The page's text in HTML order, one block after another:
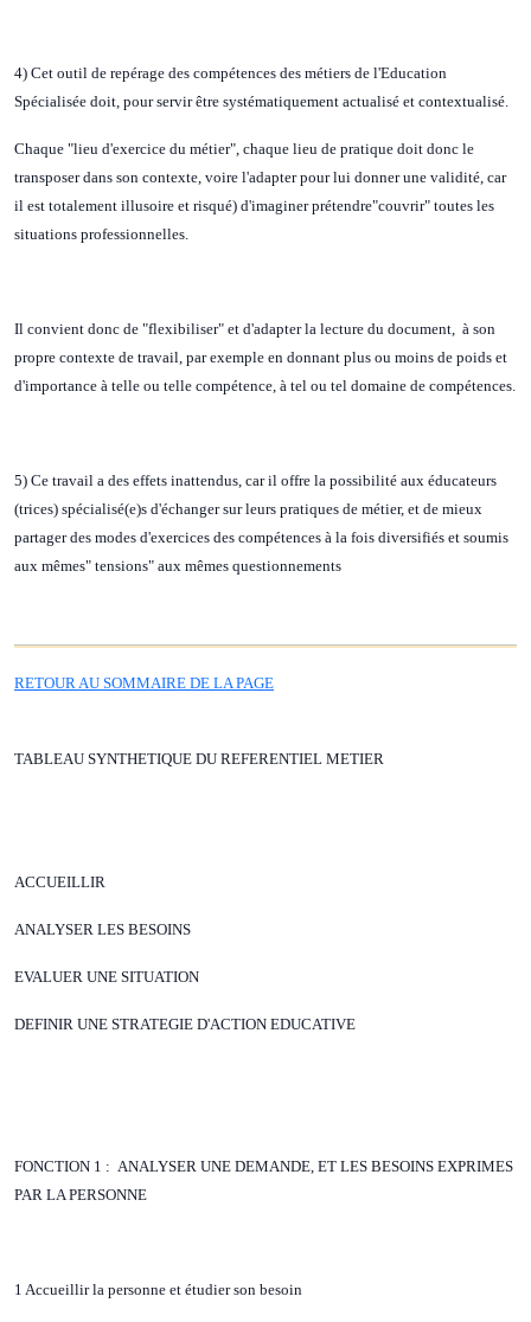
4) Cet outil de repérage des compétences des métiers de l'Education
Spécialisée doit, pour servir être systématiquement actualisé et contextualisé.
Chaque "lieu d'exercice du métier", chaque lieu de pratique doit donc le
transposer dans son contexte, voire l'adapter pour lui donner une validité, car
il est totalement illusoire et risqué) d'imaginer prétendre"couvrir" toutes les
situations professionnelles.
Il convient donc de "flexibiliser" et d'adapter la lecture du document, à son
propre contexte de travail, par exemple en donnant plus ou moins de poids et
d'importance à telle ou telle compétence, à tel ou tel domaine de compétences.
5) Ce travail a des effets inattendus, car il offre la possibilité aux éducateurs
(trices) spécialisé(e)s d'échanger sur leurs pratiques de métier, et de mieux
partager des modes d'exercices des compétences à la fois diversifiés et soumis
aux mêmes" tensions" aux mêmes questionnements
RETOUR AU SOMMAIRE DE LA PAGE
TABLEAU SYNTHETIQUE DU REFERENTIEL METIER
ACCUEILLIR
ANALYSER LES BESOINS
EVALUER UNE SITUATION
DEFINIR UNE STRATEGIE D'ACTION EDUCATIVE
FONCTION 1 : ANALYSER UNE DEMANDE, ET LES BESOINS EXPRIMES
PAR LA PERSONNE
1 Accueillir la personne et étudier son besoin